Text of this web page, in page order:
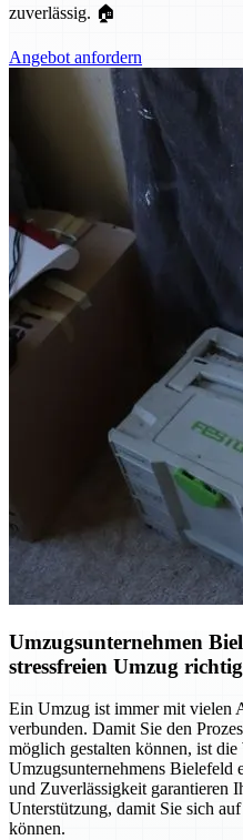
zuverlässig. 🏠
Angebot anfordern
Umzugsunternehmen
stressfreien Umzug richtig
Ein Umzug ist immer mit vielen
verbunden. Damit Sie den
möglich gestalten können, ist die
Umzugsunternehmens Bielefeld
und Zuverlässigkeit garantieren
Unterstützung, damit Sie sich
können.